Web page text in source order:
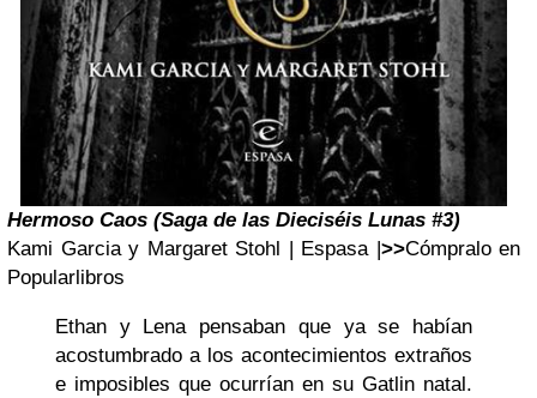
Hermoso Caos (Saga de las Dieciséis Lunas #3)
Kami Garcia y Margaret Stohl | Espasa |>>Cómpralo en
Popularlibros
Ethan y Lena pensaban que ya se habían
acostumbrado a los acontecimientos extraños
e imposibles que ocurrían en su Gatlin natal.